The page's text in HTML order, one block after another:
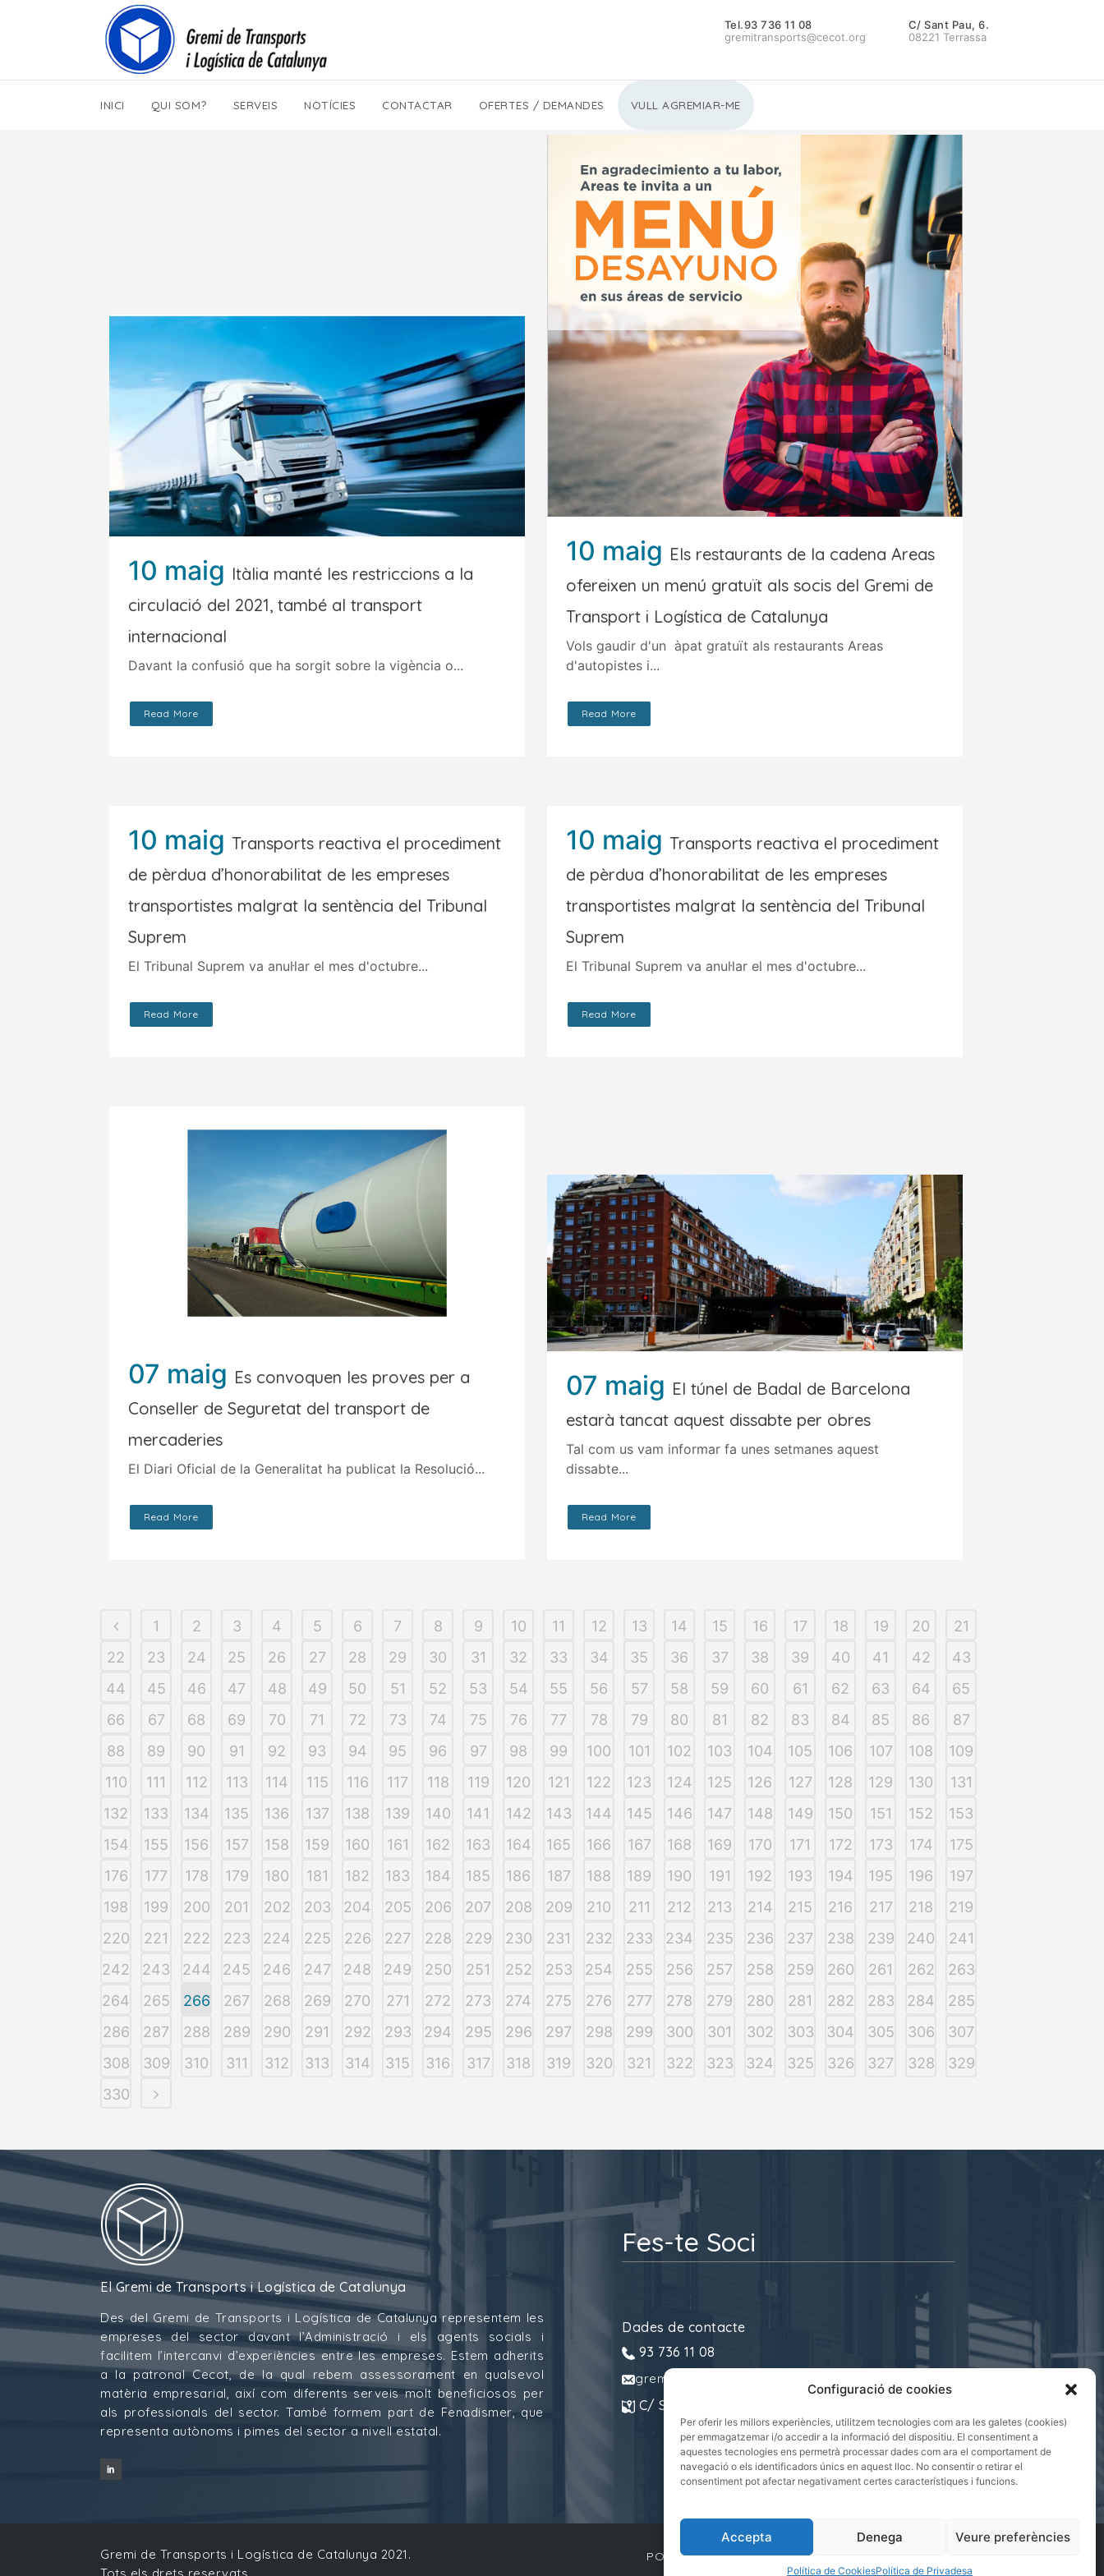
Configuració de cookies
Per oferir les millors experiències, utilitzem tecnologies com ara les galetes (cookies)
per emmagatzemar i/o accedir a la informació del dispositiu. El consentiment a
aquestes tecnologies ens permetrà processar dades com ara el comportament de
navegació o els identificadors únics en aquest lloc. No consentir o retirar el
consentiment pot afectar negativament certes característiques i funcions.
Accepta Denega Veure preferències
Política de CookiesPolítica de Privadesa
Tel.93 736 11 08
gremitransports@cecot.org
C/ Sant Pau, 6.
08221 Terrassa
INICI QUI SOM? SERVEIS NOTÍCIES CONTACTAR OFERTES / DEMANDES VULL AGREMIAR-ME
10 maig Itàlia manté les restriccions a la
circulació del 2021, també al transport
internacional
Davant la confusió que ha sorgit sobre la vigència o...
Read More
10 maig Els restaurants de la cadena Areas
ofereixen un menú gratuït als socis del Gremi de
Transport i Logística de Catalunya
Vols gaudir d'un àpat gratuït als restaurants Areas
d'autopistes i...
Read More
10 maig Transports reactiva el procediment
de pèrdua d’honorabilitat de les empreses
transportistes malgrat la sentència del Tribunal
Suprem
El Tribunal Suprem va anul·lar el mes d'octubre...
Read More
10 maig Transports reactiva el procediment
de pèrdua d’honorabilitat de les empreses
transportistes malgrat la sentència del Tribunal
Suprem
El Tribunal Suprem va anul·lar el mes d'octubre...
Read More
07 maig Es convoquen les proves per a
Conseller de Seguretat del transport de
mercaderies
El Diari Oficial de la Generalitat ha publicat la Resolució...
Read More
07 maig El túnel de Badal de Barcelona
estarà tancat aquest dissabte per obres
Tal com us vam informar fa unes setmanes aquest
dissabte...
Read More
1 2 3 4 5 6 7 8 9 10 11 12 13 14 15 16 17 18 19 20
21
22
23 24 25 26 27 28 29 30 31 32 33 34 35 36 37 38 39 40 41 42
43
44
45 46 47 48 49 50 51 52 53 54 55 56 57 58 59 60 61 62 63 64
65
66
67 68 69 70 71 72 73 74 75 76 77 78 79 80 81 82 83 84 85 86
87
88
89 90 91 92 93 94 95 96 97 98 99 100 101 102 103 104 105 106 107 108
109
110
111 112 113 114 115 116 117 118 119 120 121 122 123 124 125 126 127 128 129 130
131
132
133 134 135 136 137 138 139 140 141 142 143 144 145 146 147 148 149 150 151 152
153
154
155 156 157 158 159 160 161 162 163 164 165 166 167 168 169 170 171 172 173 174
175
176
177 178 179 180 181 182 183 184 185 186 187 188 189 190 191 192 193 194 195 196
197
198
199 200 201 202 203 204 205 206 207 208 209 210 211 212 213 214 215 216 217 218
219
220
221 222 223 224 225 226 227 228 229 230 231 232 233 234 235 236 237 238 239 240
241
242
243 244 245 246 247 248 249 250 251 252 253 254 255 256 257 258 259 260 261 262
263
264
265 266 267 268 269 270 271 272 273 274 275 276 277 278 279 280 281 282 283 284
285
286
287 288 289 290 291 292 293 294 295 296 297 298 299 300 301 302 303 304 305 306
307
308
309 310 311 312 313 314 315 316 317 318 319 320 321 322 323 324 325 326 327 328
329
330
El Gremi de Transports i Logística de Catalunya
Des del Gremi de Transports i Logística de Catalunya representem les
empreses del sector davant l’Administració i els agents socials i
facilitem l’intercanvi d’experiències entre les empreses. Estem adherits
a la patronal Cecot, de la qual rebem assessorament en qualsevol
matèria empresarial, així com diferents serveis molt beneficiosos per
als professionals del sector. També formem part de Fenadismer, que
representa autònoms i pimes del sector a nivell estatal.
Fes-te Soci
Dades de contacte
93 736 11 08
gremitransports@cecot.org
C/ Sant Pau, 6. 08221 Terrassa
Gremi de Transports i Logística de Catalunya 2021.
POLÍTICA DE PRIVADESA|POLÍTICA DE COOKIES